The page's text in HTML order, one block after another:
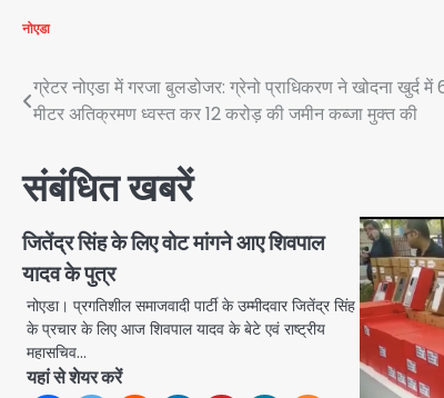
नोएडा
Post
navigation
ग्रेटर नोएडा में गरजा बुलडोजर: ग्रेनो प्राधिकरण ने खोदना खुर्द में
मीटर अतिक्रमण ध्वस्त कर 12 करोड़ की जमीन कब्जा मुक्त की
संबंधित खबरें
जितेंद्र सिंह के लिए वोट मांगने आए शिवपाल
यादव के पुत्र
नोएडा। प्रगतिशील समाजवादी पार्टी के उम्मीदवार जितेंद्र सिंह
के प्रचार के लिए आज शिवपाल यादव के बेटे एवं राष्ट्रीय
महासचिव…
यहां से शेयर करें